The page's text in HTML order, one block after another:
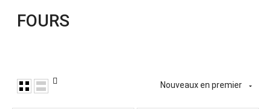
FOURS
Nouveaux en premier 